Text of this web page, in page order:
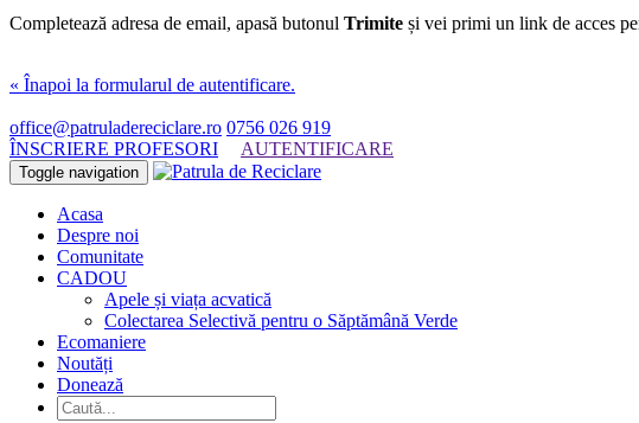
Completează adresa de email, apasă butonul Trimite și vei primi un link de acces
« Înapoi la formularul de autentificare.
office@patruladereciclare.ro 0756 026 919
ÎNSCRIERE PROFESORI
AUTENTIFICARE
Toggle navigation
Acasa
Despre noi
Comunitate
CADOU
Apele și viața acvatică
Colectarea Selectivă pentru o Săptămână Verde
Ecomaniere
Noutăți
Donează